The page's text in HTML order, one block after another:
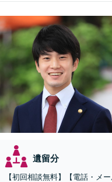
遺留分
【初回相談無料】【電話・メ